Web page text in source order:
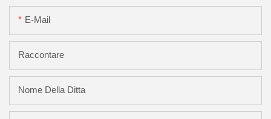
E-Mail
Raccontare
Nome Della Ditta